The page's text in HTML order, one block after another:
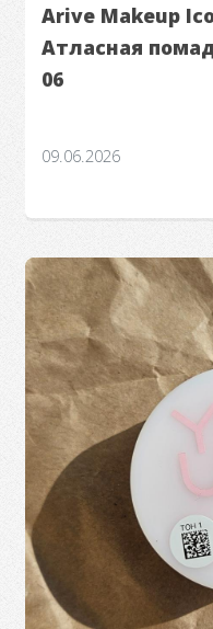
Arive Makeup
Атласная
06
09.06.2026